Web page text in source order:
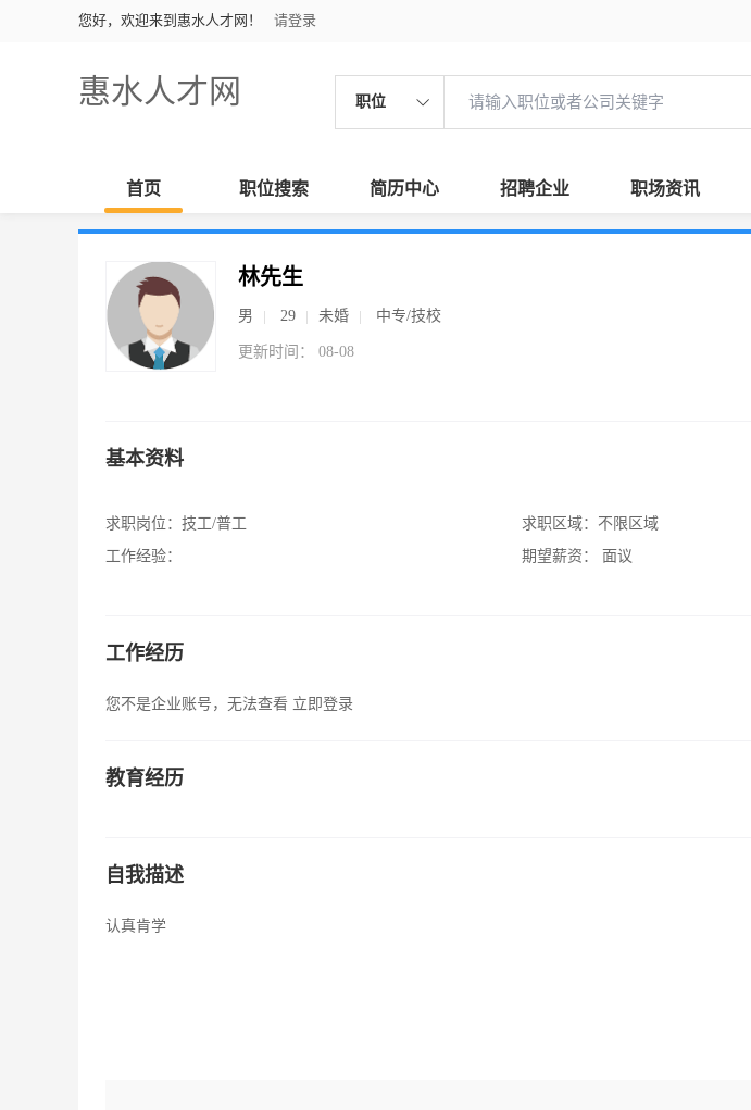
您好，欢迎来到惠水人才网！ 请登录
惠水人才网 职位
首页 职位搜索 简历中心 招聘企业 职场资讯
林先生
男 29 未婚 中专/技校
更新时间： 08-08
基本资料
求职岗位： 技工/普工
工作经验：
求职区域： 不限区域
期望薪资：
面议
工作经历
您不是企业账号，无法查看 立即登录
教育经历
自我描述
认真肯学